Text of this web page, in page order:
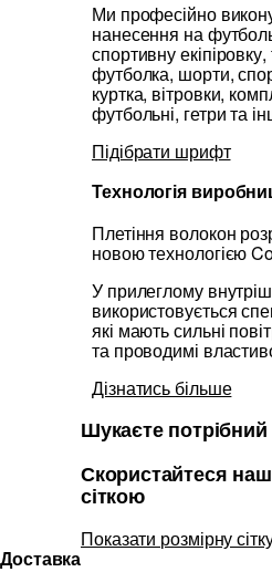
Ми професійно
нанесення на
спортивну екіпіровку,
футболка, шорти,
куртка, вітровки,
футбольні, гетри та
Підібрати шрифт
Технологія
Плетіння волокон
новою технологією
У прилеглому
використовується
які мають сильні
та проводимі
Дізнатись більше
Шукаєте потрібний
Скористайтеся
сіткою
Показати розмірну
Доставка